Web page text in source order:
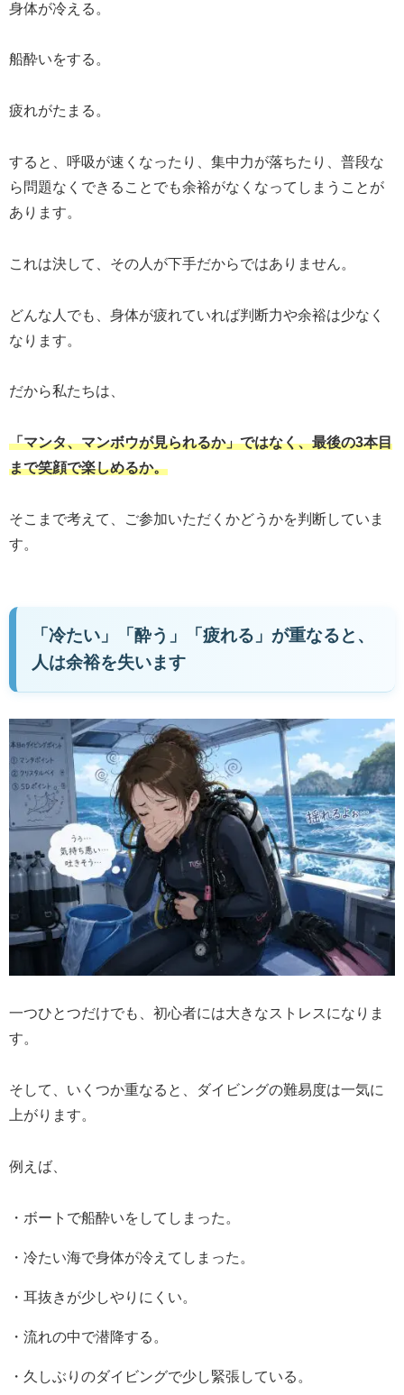
身体が冷える。
船酔いをする。
疲れがたまる。
すると、呼吸が速くなったり、集中力が落ちたり、普段な
ら問題なくできることでも余裕がなくなってしまうことが
あります。
これは決して、その人が下手だからではありません。
どんな人でも、身体が疲れていれば判断力や余裕は少なく
なります。
だから私たちは、
「マンタ、マンボウが見られるか」ではなく、最後の3本目
まで笑顔で楽しめるか。
そこまで考えて、ご参加いただくかどうかを判断していま
す。
「冷たい」「酔う」「疲れる」が重なると、
人は余裕を失います
一つひとつだけでも、初心者には大きなストレスになりま
す。
そして、いくつか重なると、ダイビングの難易度は一気に
上がります。
例えば、
・ボートで船酔いをしてしまった。
・冷たい海で身体が冷えてしまった。
・耳抜きが少しやりにくい。
・流れの中で潜降する。
・久しぶりのダイビングで少し緊張している。